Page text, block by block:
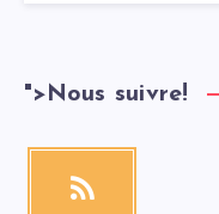
">Nous suivre!